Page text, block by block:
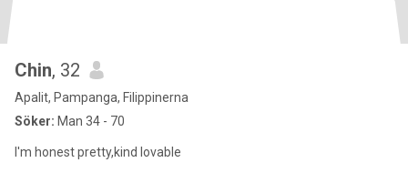
Chin, 32
Apalit, Pampanga, Filippinerna
Söker: Man 34 - 70
I'm honest pretty,kind lovable